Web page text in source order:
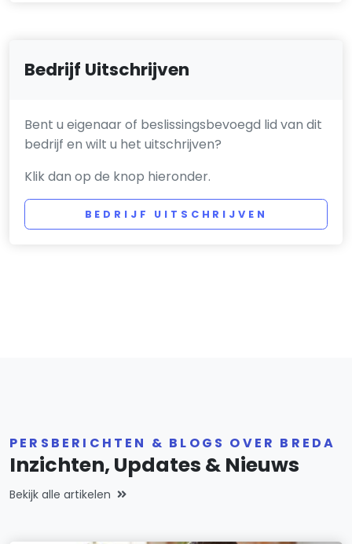
Bedrijf Uitschrijven
Bent u eigenaar of beslissingsbevoegd lid van dit
bedrijf en wilt u het uitschrijven?
Klik dan op de knop hieronder.
BEDRIJF UITSCHRIJVEN
PERSBERICHTEN & BLOGS OVER BREDA
Inzichten, Updates & Nieuws
Bekijk alle artikelen